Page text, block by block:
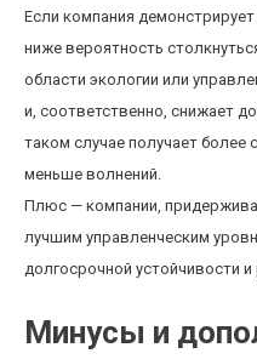
Если компания
ниже вероятность
области экологии или
и, соответственно, снижает
таком случае получает
меньше волнений.
Плюс — компании,
лучшим управленческим
долгосрочной устойчивости
Минусы и